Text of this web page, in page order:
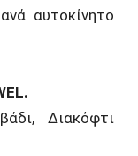
αυτοκίνητο
Διακόφτι